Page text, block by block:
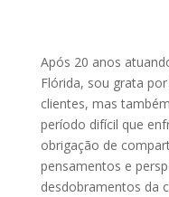
Após 20 anos
Flórida, sou grata
clientes, mas
período difícil que
obrigação de
pensamentos e
desdobramentos da